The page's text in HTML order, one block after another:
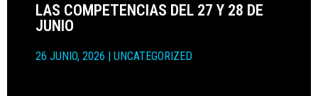
LAS COMPETENCIAS DEL 27 Y 28 DE
JUNIO
26 JUNIO, 2026 UNCATEGORIZED